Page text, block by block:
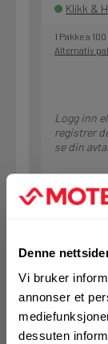
Denne
Vi bruker
annonser et
dessuten
Klikk &
1 Pakke a
Alternativ
Logg inn
registrer
se din
Art.nr.
Klikk &
1 Pakke a 50
Alternativ